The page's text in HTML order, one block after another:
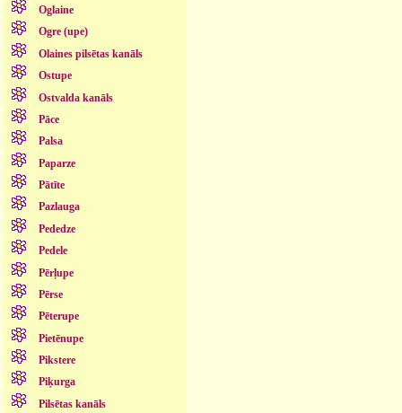
Oglaine
Ogre (upe)
Olaines pilsētas kanāls
Ostupe
Ostvalda kanāls
Pāce
Palsa
Paparze
Pātīte
Pazlauga
Pededze
Pedele
Pērļupe
Pērse
Pēterupe
Pietēnupe
Pikstere
Piķurga
Pilsētas kanāls